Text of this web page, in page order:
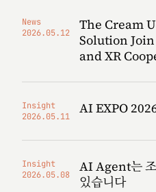
News
2026.05.12
The Cream
Solution
and XR
Insight
2026.05.11
AI EXPO
Insight
2026.05.08
AI Agent는
있습니다